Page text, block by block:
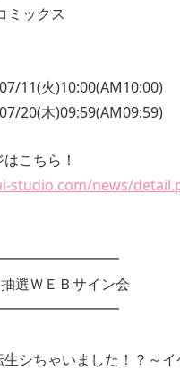
ミックス
11(火)10:00(AM10:00)
20(木)09:59(AM09:59)
こちら！
studio.com/news/
選ＷＥＢサイン会
生シちゃいました！？～